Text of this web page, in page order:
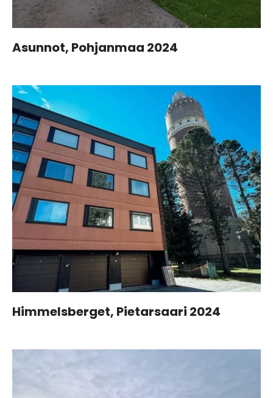
Asunnot, Pohjanmaa 2024
Himmelsberget, Pietarsaari 2024